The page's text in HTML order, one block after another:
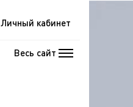
Личный кабинет
Весь сайт